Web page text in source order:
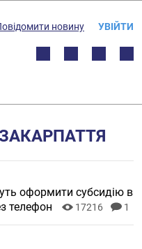
новину УВІЙТИ
оформити субсидію в
телефон
17216 1